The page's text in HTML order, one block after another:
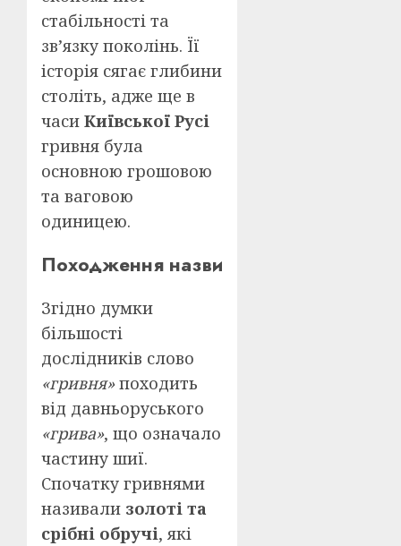
стабільності та
зв’язку поколінь. Її
історія сягає глибини
століть, адже ще в
часи Київської Русі
гривня була
основною грошовою
та ваговою
одиницею.
Походження назви
Згідно думки
більшості
дослідників слово
«гривня»походить
від давньоруського
«грива», що означало
частину шиї.
Спочатку гривнями
називали золоті та
срібні обручі, які